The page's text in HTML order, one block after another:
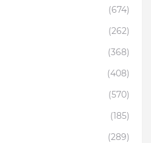
(674)
(262)
(368)
(408)
(570)
(185)
(289)